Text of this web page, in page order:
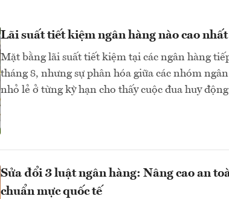
Lãi suất tiết kiệm ngân hàng nào cao
Mặt bằng lãi suất tiết kiệm tại các ngân hàng
tháng 8, nhưng sự phân hóa giữa các nhóm
nhỏ lẻ ở từng kỳ hạn cho thấy cuộc đua huy
Sửa đổi 3 luật ngân hàng: Nâng cao an
chuẩn mực quốc tế